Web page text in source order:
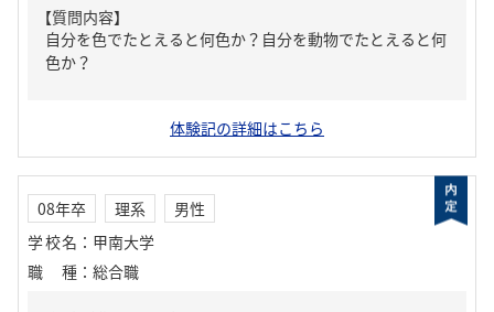
【質問内容】
自分を色でたとえると何色か？自分を動物でたとえると何
色か？
体験記の詳細はこちら
08年卒 理系
男性
学校名 ： 甲南大学
職種 ： 総合職